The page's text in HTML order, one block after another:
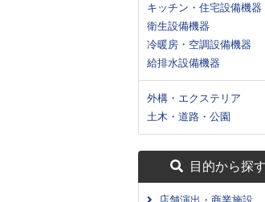
キッチン・住宅設備機器
衛生設備機器
冷暖房・空調設備機器
給排水設備機器
外構・エクステリア
土木・道路・公園
目的から探す